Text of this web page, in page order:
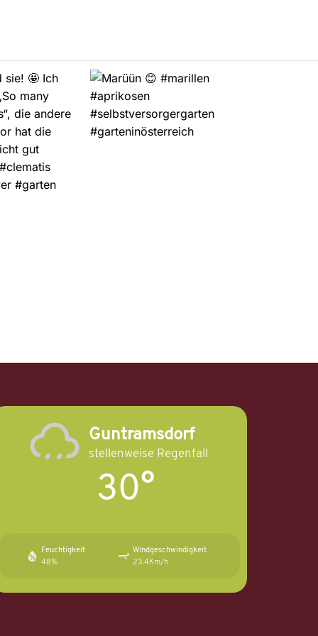
Guntramsdorf
stellenweise Regenfall
30°
Feuchtigkeit
48%
Windgeschwindigkeit
23.4Km/h